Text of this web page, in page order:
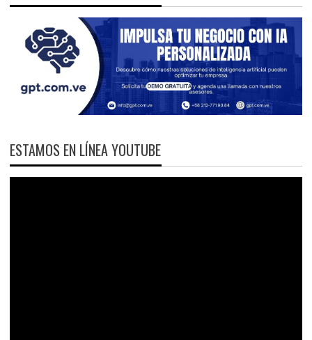
ESTAMOS EN LÍNEA YOUTUBE